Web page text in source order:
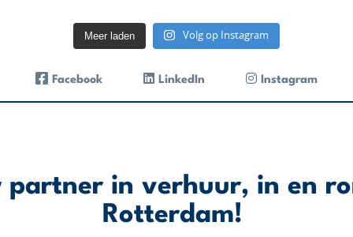
Meer laden Volg op Instagram
Facebook LinkedIn Instagram
partner in verhuur, in en
Rotterdam!